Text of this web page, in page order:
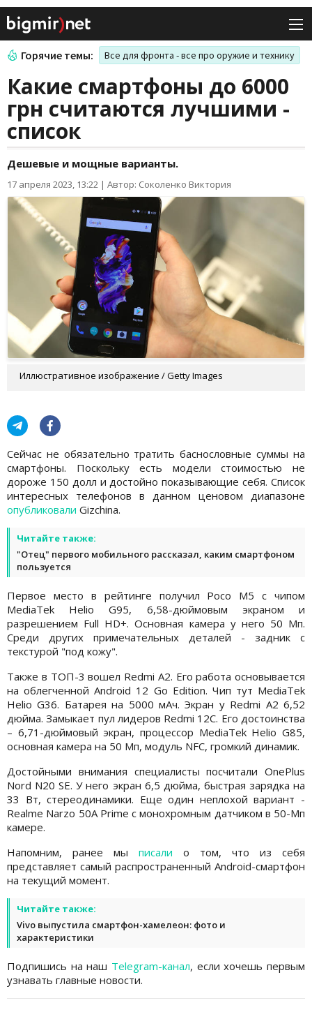
Горячие темы: Все для фронта - все про оружие и технику
Какие смартфоны до 6000
грн считаются лучшими -
список
Дешевые и мощные варианты.
17 апреля 2023, 13:22 | Автор: Соколенко Виктория
Иллюстративное изображение / Getty Images
Сейчас не обязательно тратить баснословные суммы на
смартфоны. Поскольку есть модели стоимостью не
дороже 150 долл и достойно показывающие себя. Список
интересных телефонов в данном ценовом диапазоне
опубликовали Gizchina.
Читайте также:
"Отец" первого мобильного рассказал, каким смартфоном
пользуется
Первое место в рейтинге получил Poco M5 с чипом
MediaTek Helio G95, 6,58-дюймовым экраном и
разрешением Full HD+. Основная камера у него 50 Мп.
Среди других примечательных деталей - задник с
текстурой "под кожу".
Также в ТОП-3 вошел Redmi A2. Его работа основывается
на облегченной Android 12 Go Edition. Чип тут MediaTek
Helio G36. Батарея на 5000 мАч. Экран у Redmi A2 6,52
дюйма. Замыкает пул лидеров Redmi 12C. Его достоинства
– 6,71-дюймовый экран, процессор MediaTek Helio G85,
основная камера на 50 Мп, модуль NFC, громкий динамик.
Достойными внимания специалисты посчитали OnePlus
Nord N20 SE. У него экран 6,5 дюйма, быстрая зарядка на
33 Вт, стереодинамики. Еще один неплохой вариант -
Realme Narzo 50A Prime с монохромным датчиком в 50-Мп
камере.
Напомним, ранее мы писали о том, что из себя
представляет самый распространенный Android-смартфон
на текущий момент.
Читайте также:
Vivo выпустила смартфон-хамелеон: фото и
характеристики
Подпишись на наш Telegram-канал, если хочешь первым
узнавать главные новости.